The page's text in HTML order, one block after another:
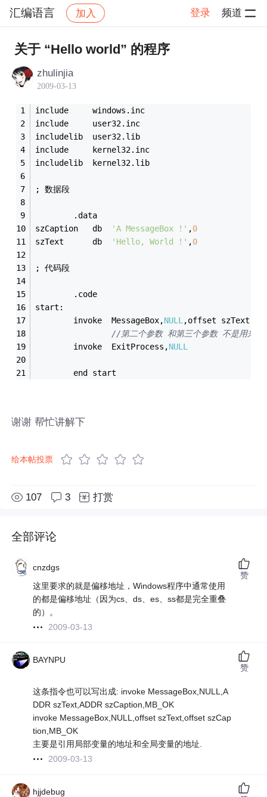
汇编语言 加入 登录 频道
社区 汇编语言 帖子详情
关于 “Hello world” 的程序
zhulinjia
2009-03-13
include		windows.inc
include		user32.inc
includelib	user32.lib
include		kernel32.inc
includelib	kernel32.lib
; 数据段
		.data
'A MessageBox !' ,0
'Hello, World !' ,0
; 代码段
		.code
start:
		invoke	MessageBox,
NULL ,offset
//第二个参数 和第三个参数 不是用来接
		invoke	ExitProcess,
NULL
		end	start
谢谢 帮忙讲解下
给本帖投票
107 3 打赏
全部评论
cnzdgs
这里要求的就是偏移地址，Windows程序中通常使用
的都是偏移地址（因为cs、ds、es、ss都是完全重叠
的）。
2009-03-13
赞
BAYNPU
这条指令也可以写出成: invoke MessageBox,NULL,A
DDR szText,ADDR szCaption,MB_OK
invoke MessageBox,NULL,offset szText,offset szCap
tion,MB_OK
主要是引用局部变量的地址和全局变量的地址.
2009-03-13
赞
hjjdebug